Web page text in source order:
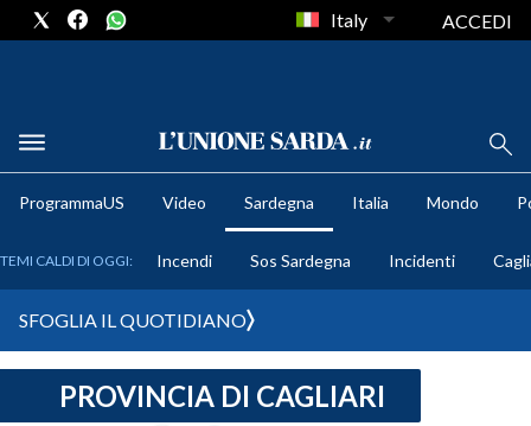
METEO
CRONACA SARDEGNA
Italy ACCEDI
ProgrammaUS Video Sardegna Italia Mondo
TEMI CALDI DI OGGI: Incendi Sos Sardegna Incidenti
SFOGLIA IL QUOTIDIANO
PROVINCIA DI CAGLIARI